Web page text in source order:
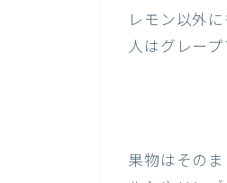
レモン以外に
人はグレープ
果物はその